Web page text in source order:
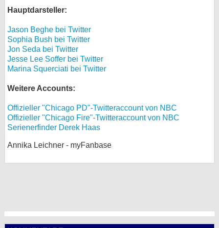
Hauptdarsteller:
Jason Beghe bei Twitter
Sophia Bush bei Twitter
Jon Seda bei Twitter
Jesse Lee Soffer bei Twitter
Marina Squerciati bei Twitter
Weitere Accounts:
Offizieller "Chicago PD"-Twitteraccount von NBC
Offizieller "Chicago Fire"-Twitteraccount von NBC
Serienerfinder Derek Haas
Annika Leichner - myFanbase